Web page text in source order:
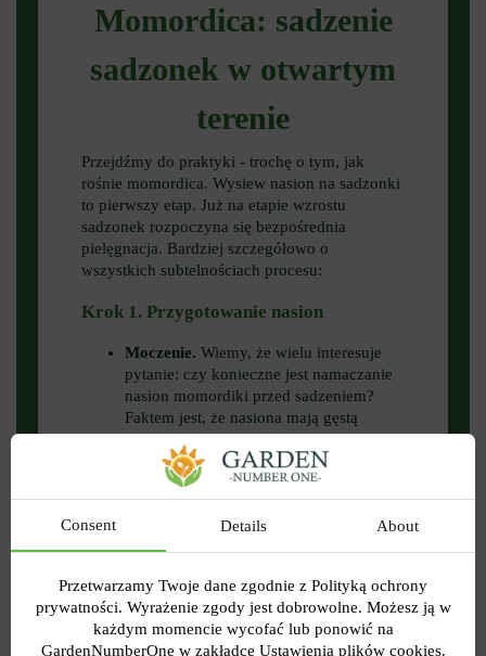
Momordica: sadzenie
sadzonek w otwartym
terenie
Przejdźmy do praktyki - trochę o tym, jak
rośnie momordica. Wysiew nasion na sadzonki
to pierwszy etap. Już na etapie wzrostu
sadzonek rozpoczyna się bezpośrednia
pielęgnacja. Bardziej szczegółowo o
wszystkich subtelnościach procesu:
Krok 1. Przygotowanie nasion
Moczenie. Wiemy, że wielu interesuje
pytanie: czy konieczne jest namaczanie
nasion momordiki przed sadzeniem?
Faktem jest, że nasiona mają gęstą
łupinę, dlatego zaleca się moczenie ich
w ciepłej wodzie przez 24 godziny przed
sadzeniem. Przyspieszy to proces
kiełkowania.
naciąć powłokę nasion przed
namoczeniem.
Krok 2: Wysiew nasion
Consent Details About
Przetwarzamy Twoje dane zgodnie z Polityką ochrony
prywatności. Wyrażenie zgody jest dobrowolne. Możesz ją w
każdym momencie wycofać lub ponowić na
GardenNumberOne w zakładce Ustawienia plików cookies.